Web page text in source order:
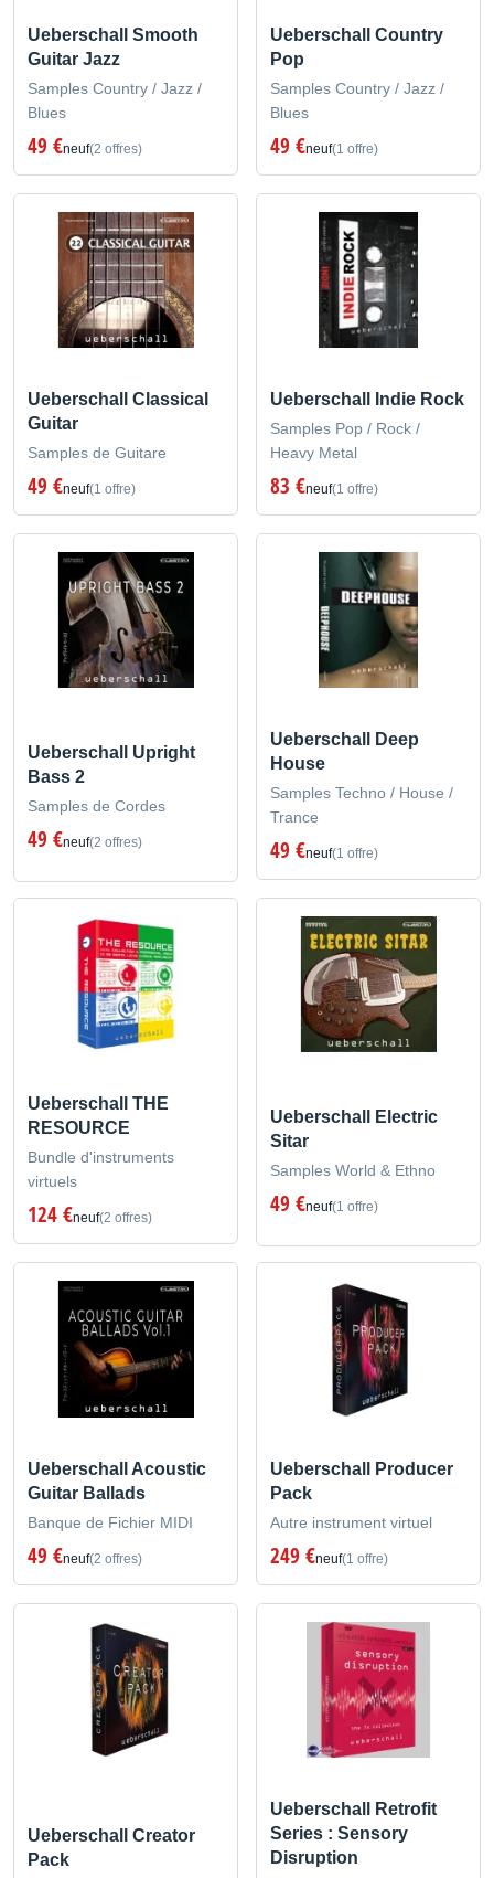
Ueberschall Smooth
Guitar Jazz
Samples Country / Jazz /
Blues
49 €neuf(2 offres)
Ueberschall Country
Pop
Samples Country / Jazz /
Blues
49 €neuf(1 offre)
Ueberschall Classical
Guitar
Samples de Guitare
49 €neuf(1 offre)
Ueberschall Indie Rock
Samples Pop / Rock /
Heavy Metal
83 €neuf(1 offre)
Ueberschall Upright
Bass 2
Samples de Cordes
49 €neuf(2 offres)
Ueberschall Deep
House
Samples Techno / House /
Trance
49 €neuf(1 offre)
Ueberschall THE
RESOURCE
Bundle d'instruments
virtuels
124 €neuf(2 offres)
Ueberschall Electric
Sitar
Samples World & Ethno
49 €neuf(1 offre)
Ueberschall Acoustic
Guitar Ballads
Banque de Fichier MIDI
49 €neuf(2 offres)
Ueberschall Producer
Pack
Autre instrument virtuel
249 €neuf(1 offre)
Ueberschall Creator
Pack
Ueberschall Retrofit
Series : Sensory
Disruption